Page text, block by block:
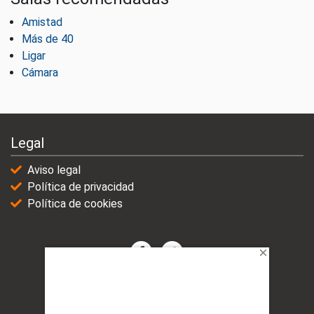
Amistad
Más de 40
Ligar
Cámara
Legal
Aviso legal
Política de privacidad
Política de cookies